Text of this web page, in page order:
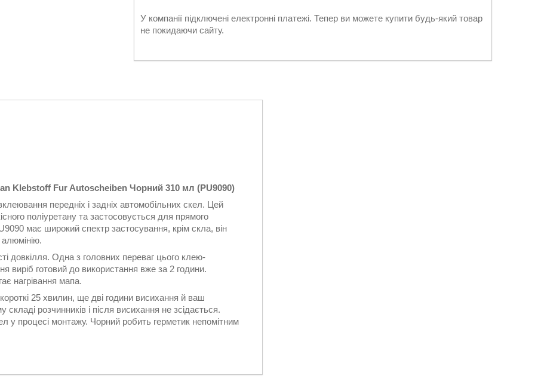
У компанії підключені електронні платежі. Тепер ви можете купити будь-який товар
не покидаючи сайту.
Klebstoff Fur Autoscheiben Чорний 310 мл (PU9090)
передніх і задніх автомобільних скел. Цей
поліуретану та застосовується для прямого
має широкий спектр застосування, крім скла, він
довкілля. Одна з головних переваг цього клею-
виріб готовий до використання вже за 2 години.
нагрівання мапа.
25 хвилин, ще дві години висихання й ваш
розчинників і після висихання не зсідається.
у процесі монтажу. Чорний робить герметик непомітним